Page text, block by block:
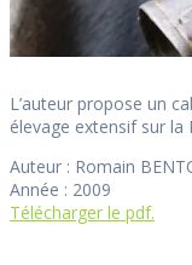
L’auteur propose un
élevage extensif sur la
Auteur : Romain
Année : 2009
Télécharger le pdf.